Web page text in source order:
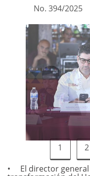
No. 394/2025
1 2
El director